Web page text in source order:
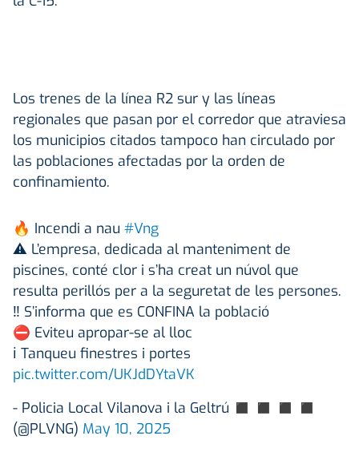
Los trenes de la línea R2 sur y las líneas
regionales que pasan por el corredor que atraviesa
los municipios citados tampoco han circulado por
las poblaciones afectadas por la orden de
confinamiento.
🔥 Incendi a nau #Vng
⚠️ L’empresa, dedicada al manteniment de
piscines, conté clor i s’ha creat un núvol que
resulta perillós per a la seguretat de les persones.
‼️ S’informa que es CONFINA la població
⛔️ Eviteu apropar-se al lloc
ℹ️ Tanqueu finestres i portes
pic.twitter.com/UKJdDYtaVK
- Policia Local Vilanova i la Geltrú ◼ ◼ ◼ ◼
(@PLVNG) May 10, 2025